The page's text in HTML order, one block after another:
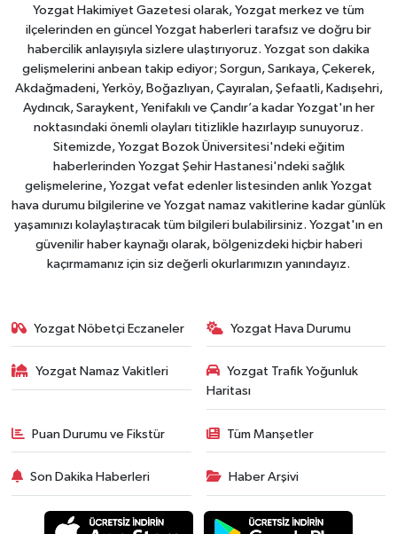
Yozgat Hakimiyet Gazetesi olarak, Yozgat merkez ve tüm
ilçelerinden en güncel Yozgat haberleri tarafsız ve doğru bir
habercilik anlayışıyla sizlere ulaştırıyoruz. Yozgat son dakika
gelişmelerini anbean takip ediyor; Sorgun, Sarıkaya, Çekerek,
Akdağmadeni, Yerköy, Boğazlıyan, Çayıralan, Şefaatli, Kadışehri,
Aydıncık, Saraykent, Yenifakılı ve Çandır’a kadar Yozgat'ın her
noktasındaki önemli olayları titizlikle hazırlayıp sunuyoruz.
Sitemizde, Yozgat Bozok Üniversitesi'ndeki eğitim
haberlerinden Yozgat Şehir Hastanesi'ndeki sağlık
gelişmelerine, Yozgat vefat edenler listesinden anlık Yozgat
hava durumu bilgilerine ve Yozgat namaz vakitlerine kadar günlük
yaşamınızı kolaylaştıracak tüm bilgileri bulabilirsiniz. Yozgat'ın en
güvenilir haber kaynağı olarak, bölgenizdeki hiçbir haberi
kaçırmamanız için siz değerli okurlarımızın yanındayız.
Yozgat Nöbetçi Eczaneler Yozgat Hava Durumu
Yozgat Namaz Vakitleri
Yozgat Trafik Yoğunluk
Haritası
Puan Durumu ve Fikstür Tüm Manşetler
Son Dakika Haberleri Haber Arşivi